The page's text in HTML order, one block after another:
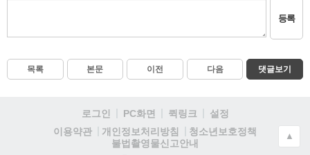
등록
목록 본문 이전 다음 댓글보기
로그인 PC화면 퀵링크
설정
이용약관
개인정보처리방침
청소년보호정책
불법촬영물신고안내
▲